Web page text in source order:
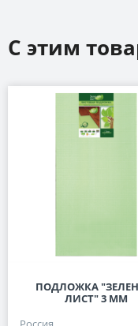
С этим
ПОДЛОЖКА
ЛИСТ" 3 ММ